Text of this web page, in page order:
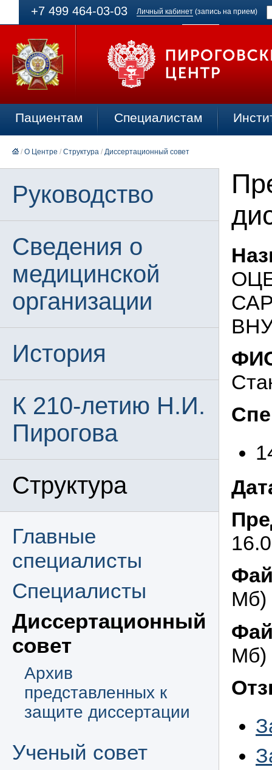
+7 499 464-03-03 Личный кабинет(запись на прием)
Пациентам Специалистам
/ О Центре / Структура / Диссертационный совет
Руководство
Сведения о
медицинской
организации
История
К 210-летию Н.И.
Пирогова
Структура
Главные
специалисты
Специалисты
Диссертационный
совет
Архив
представленных к
защите диссертации
Ученый совет
Мб)
Мб)